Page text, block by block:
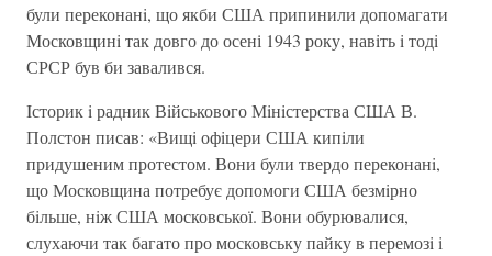
були переконанi, що якби США припинили допомагати
Московщинi так довго до осені 1943 року, навiть i тодi
СРСР був би завалився.
Iсторик i радник Вiйськового Мiнiстерства США В.
Полстон писав: «Вищi офiцери США кипiли
придушеним протестом. Вони були твердо переконанi,
що Московщина потребує допомоги США безмiрно
бiльше, нiж США московської. Вони обурювалися,
слухаючи так багато про московську пайку в перемозi i